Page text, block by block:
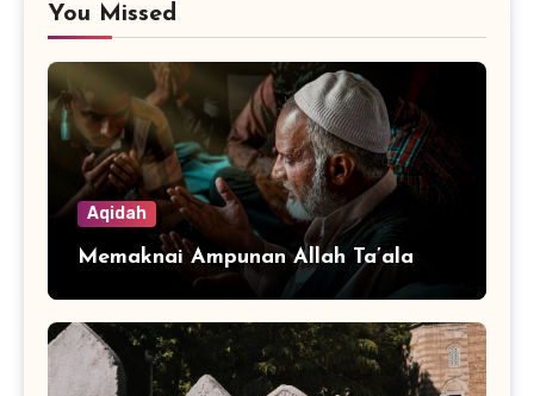
You Missed
Aqidah
Memaknai Ampunan Allah Ta’ala